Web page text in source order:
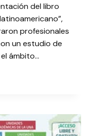
del libro
profesionales
un estudio de
ámbito…